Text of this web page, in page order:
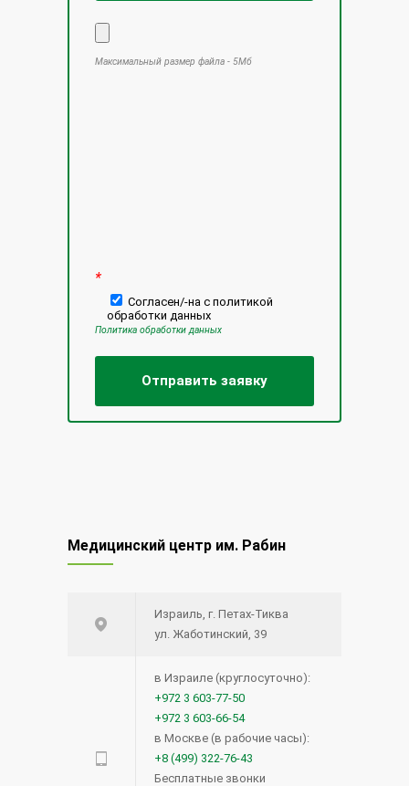
Максимальный размер файла - 5Мб
*
Согласен/-на с политикой
обработки данных
Политика обработки данных
Медицинский центр им. Рабин
Израиль, г. Петах-Тиква
ул. Жаботинский, 39
в Израиле (круглосуточно):
+972 3 603-77-50
+972 3 603-66-54
в Москве (в рабочие часы):
+8 (499) 322-76-43
Бесплатные звонки